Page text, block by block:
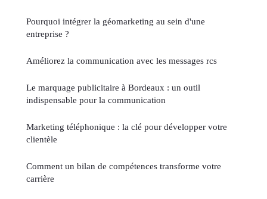
Pourquoi intégrer la géomarketing au sein d'une
entreprise ?
Améliorez la communication avec les messages rcs
Le marquage publicitaire à Bordeaux : un outil
indispensable pour la communication
Marketing téléphonique : la clé pour développer votre
clientèle
Comment un bilan de compétences transforme votre
carrière